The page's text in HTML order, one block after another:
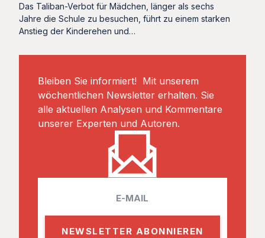
Das Taliban-Verbot für Mädchen, länger als sechs
Jahre die Schule zu besuchen, führt zu einem starken
Anstieg der Kinderehen und…
Bleiben Sie informiert! Mit unserem
wöchentlichen Newsletter erhalten. Sie
alle aktuellen Analysen und Kommentare
unserer Experten und Autoren.
a